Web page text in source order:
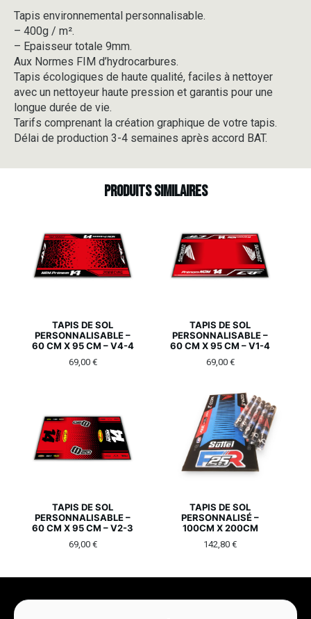
-
V5-
4
Tapis environnemental personnalisable.
– 400g / m².
– Epaisseur totale 9mm.
Aux Normes FIM d’hydrocarbures.
Tapis écologiques de haute qualité, faciles à nettoyer
avec un nettoyeur haute pression et garantis pour une
longue durée de vie.
Tarifs comprenant la création graphique de votre tapis.
Délai de production 3-4 semaines après accord BAT.
Produits similaires
TAPIS DE SOL
PERSONNALISABLE –
60 CM X 95 CM – V4-4
69,00 €
TAPIS DE SOL
PERSONNALISABLE –
60 CM X 95 CM – V1-4
69,00 €
TAPIS DE SOL
PERSONNALISABLE –
60 CM X 95 CM – V2-3
69,00 €
TAPIS DE SOL
PERSONNALISÉ –
100CM X 200CM
142,80 €